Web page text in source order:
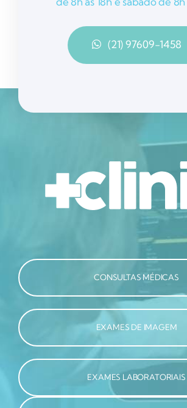
(21) 97609-1458
CONSULTAS MÉDICAS
EXAMES DE IMAGEM
EXAMES LABORATORIAIS